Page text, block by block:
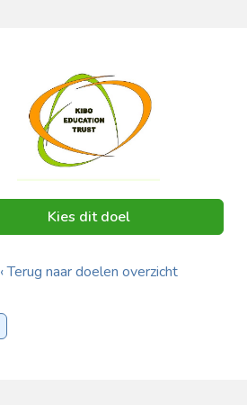
Kies dit doel
‹ Terug naar doelen overzicht